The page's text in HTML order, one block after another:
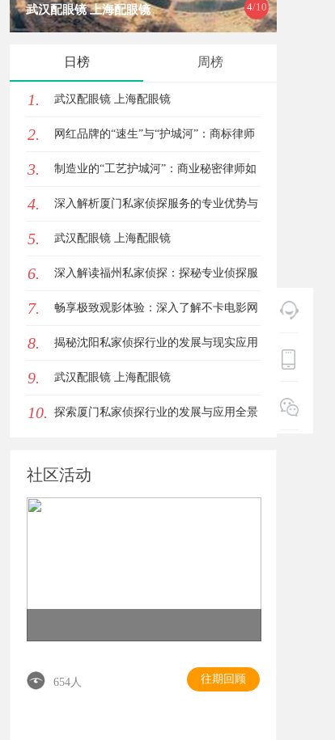
4/10
武汉配眼镜 上海配眼镜
日榜 周榜
1. 武汉配眼镜 上海配眼镜
2. 网红品牌的“速生”与“护城河”：商标律师
如何破解流量变现的知产焦虑
3. 制造业的“工艺护城河”：商业秘密律师如
何守住车间里的“Know-how”
4. 深入解析厦门私家侦探服务的专业优势与
实际应用
5. 武汉配眼镜 上海配眼镜
6. 深入解读福州私家侦探：探秘专业侦探服
务的魅力与实用价值
7. 畅享极致观影体验：深入了解不卡电影网
的独特优势与使用指南
8. 揭秘沈阳私家侦探行业的发展与现实应用
9. 武汉配眼镜 上海配眼镜
10. 探索厦门私家侦探行业的发展与应用全景
社区活动
654人 往期回顾